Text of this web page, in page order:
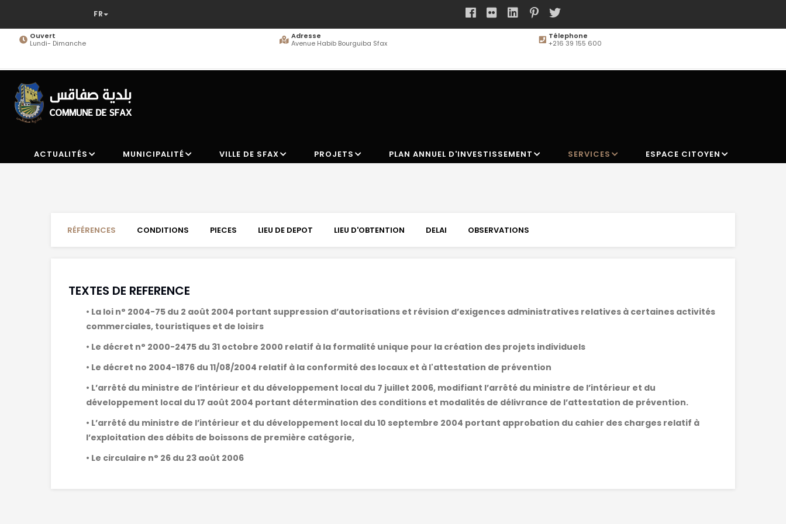
contenuOuvert
Lundi- Dimanche
Adresse
Avenue Habib Bourguiba Sfax
Télephone
+216 39 155 600
NAVIGATION
ACTUALITÉS MUNICIPALITÉ VILLE DE SFAX PROJETS PLAN ANNUEL D'INVESTISSEMENT SERVICES ESPACE CITOYEN
RÉFÉRENCES CONDITIONS PIECES LIEU DE DEPOT LIEU D'OBTENTION DELAI OBSERVATIONS
TEXTES DE REFERENCE
• La loi n° 2004-75 du 2 août 2004 portant suppression d’autorisations et révision d’exigences administratives relatives à certaines activités
commerciales, touristiques et de loisirs
• Le décret n° 2000-2475 du 31 octobre 2000 relatif à la formalité unique pour la création des projets individuels
• Le décret no 2004-1876 du 11/08/2004 relatif à la conformité des locaux et à l'attestation de prévention
• L’arrêté du ministre de l’intérieur et du développement local du 7 juillet 2006, modifiant l’arrêté du ministre de l’intérieur et du
développement local du 17 août 2004 portant détermination des conditions et modalités de délivrance de l’attestation de prévention.
• L’arrêté du ministre de l’intérieur et du développement local du 10 septembre 2004 portant approbation du cahier des charges relatif à
l’exploitation des débits de boissons de première catégorie,
• Le circulaire n° 26 du 23 août 2006